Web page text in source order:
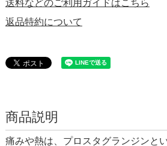
送料などのご利用ガイドはこちら
返品特約について
商品説明
痛みや熱は、プロスタグランジンと